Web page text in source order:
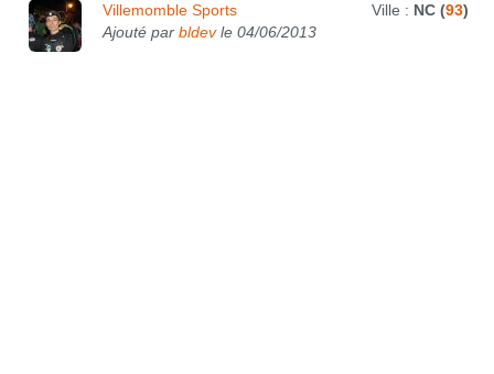
Villemomble Sports
Ajouté par bldevle 04/06/2013
Ville : NC (93)